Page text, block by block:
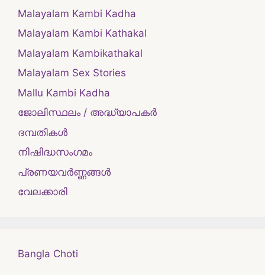
Malayalam Kambi Kadha
Malayalam Kambi Kathakal
Malayalam Kambikathakal
Malayalam Sex Stories
Mallu Kambi Kadha
ജോലിസ്ഥലം / അദ്ധ്യാപകർ
ദമ്പതികള്‍
നിഷിദ്ധസംഗമം
പ്രണയവർണ്ണങ്ങൾ
വേലക്കാരി
Bangla Choti